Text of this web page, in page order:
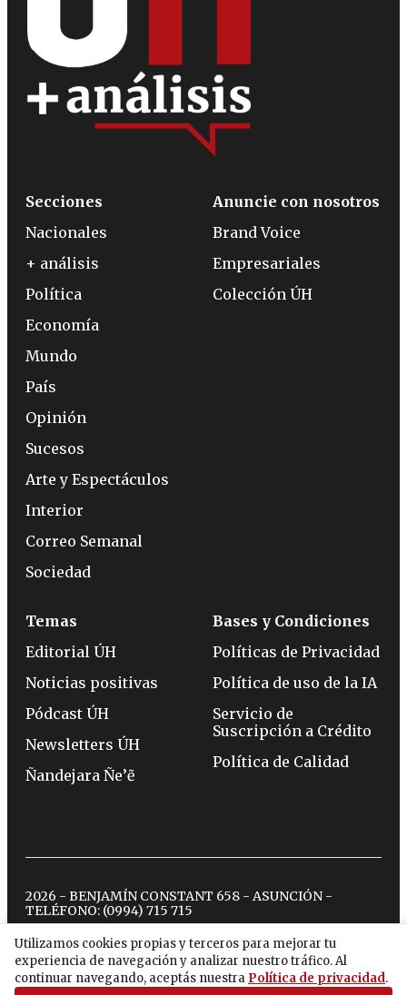
Utilizamos cookies propias y terceros para mejorar tu
experiencia de navegación y analizar nuestro tráfico. Al
continuar navegando, aceptás nuestra Política de privacidad.
Secciones
Nacionales
+ análisis
Política
Economía
Mundo
País
Opinión
Sucesos
Arte y Espectáculos
Interior
Correo Semanal
Sociedad
Anuncie con nosotros
Brand Voice
Empresariales
Colección ÚH
Temas
Editorial ÚH
Noticias positivas
Pódcast ÚH
Newsletters ÚH
Ñandejara Ñe’ẽ
Bases y Condiciones
Políticas de Privacidad
Política de uso de la IA
Servicio de
Suscripción a Crédito
Política de Calidad
2026 - BENJAMÍN CONSTANT 658 - ASUNCIÓN -
TELÉFONO: (0994) 715 715
twitterinstagram
facebook
tiktokyoutubespotify